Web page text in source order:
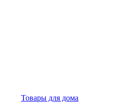
Товары для дома